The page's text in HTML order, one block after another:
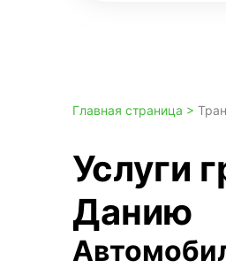
Главная страница >
Услуги
Данию